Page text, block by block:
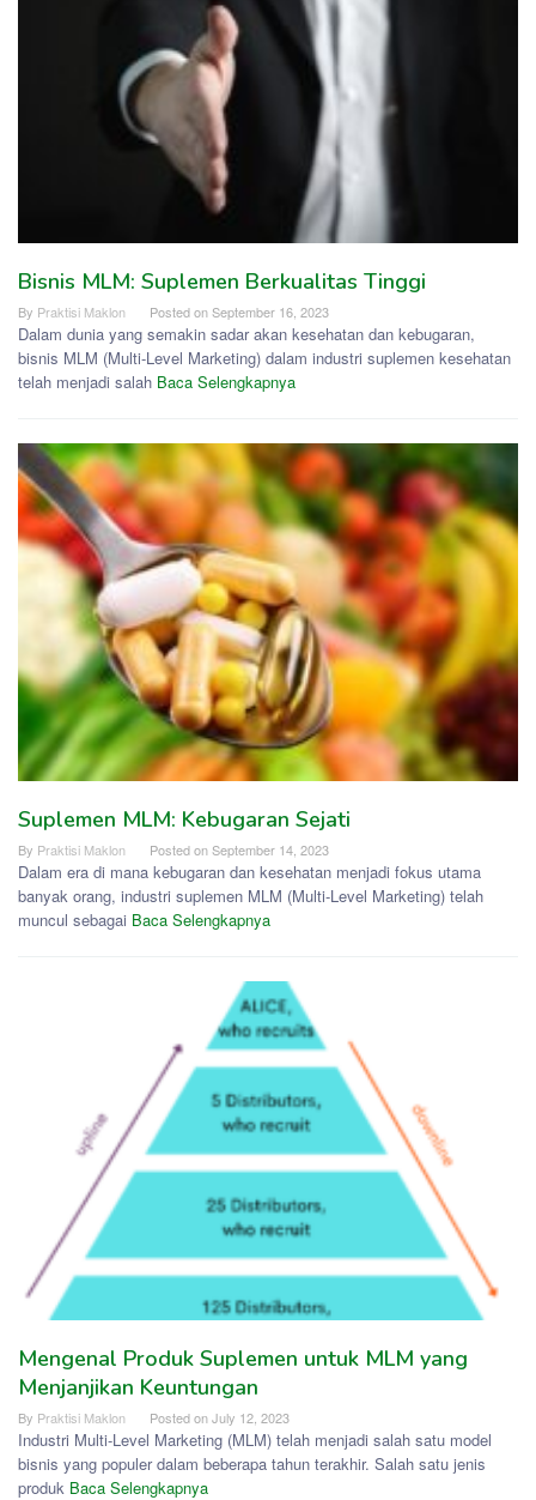
Bisnis MLM: Suplemen Berkualitas Tinggi
By Praktisi Maklon Posted onSeptember 16, 2023
Dalam dunia yang semakin sadar akan kesehatan dan kebugaran,
bisnis MLM (Multi-Level Marketing) dalam industri suplemen kesehatan
telah menjadi salah Baca Selengkapnya
Suplemen MLM: Kebugaran Sejati
By Praktisi Maklon Posted onSeptember 14, 2023
Dalam era di mana kebugaran dan kesehatan menjadi fokus utama
banyak orang, industri suplemen MLM (Multi-Level Marketing) telah
muncul sebagai Baca Selengkapnya
Mengenal Produk Suplemen untuk MLM yang
Menjanjikan Keuntungan
By Praktisi Maklon Posted onJuly 12, 2023
Industri Multi-Level Marketing (MLM) telah menjadi salah satu model
bisnis yang populer dalam beberapa tahun terakhir. Salah satu jenis
produk Baca Selengkapnya